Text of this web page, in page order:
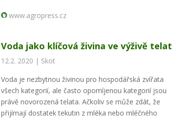
www.agropress.cz
Voda jako klíčová živina ve výživě telat
12.2. 2020 | Skot
Voda je nezbytnou živinou pro hospodářská zvířata
všech kategorií, ale často opomíjenou kategorií jsou
právě novorozená telata. Ačkoliv se může zdát, že
přijímají dostatek tekutin z mléka nebo mléčného